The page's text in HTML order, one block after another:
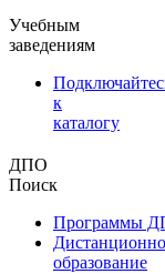
Учебным
заведениям
к
каталогу
ДПО
Поиск
Программы
образование